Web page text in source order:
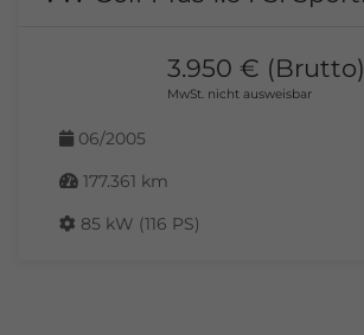
3.950 € (Brutto)
MwSt. nicht ausweisbar
06/2005
177.361 km
85 kW (116 PS)